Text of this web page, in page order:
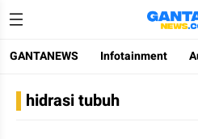
Gantanews
Informasi
GANTANEWS Infotainment
hidrasi tubuh